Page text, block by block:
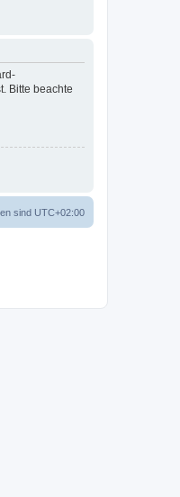
Bitte beachte
sind UTC+02:00